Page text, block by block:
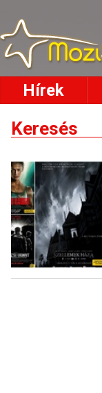
Hírek
Keresés